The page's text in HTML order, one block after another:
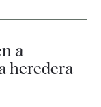
a
heredera